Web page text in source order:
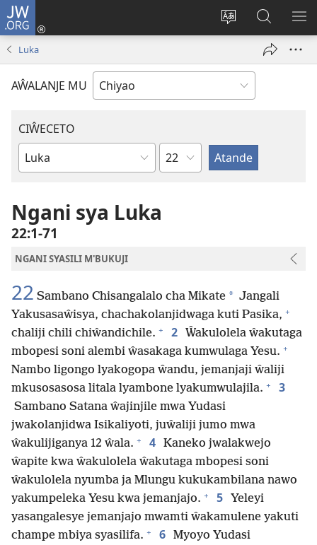
JW.ORG
Acenje
ciŵeceto
Ajinjile
(awugule
pa
JW.ORG
Luka
AŴALANJE MU
CIŴECETO
Buku
m'Baibulo
Chaputala
Ngani sya Luka
22:1-71
NGANI SYASILI M'BUKUJI
22 Sambano Chisangalalo cha Mikate * Jangali
Yakusasaŵisya, chachakolanjidwaga kuti Pasika, +
chaliji chili chiŵandichile. + 2 Ŵakulolela ŵakutaga
mbopesi soni alembi ŵasakaga kumwulaga Yesu. +
Nambo ligongo lyakogopa ŵandu, jemanjaji ŵaliji
mkusosasosa litala lyambone lyakumwulajila. + 3
Sambano Satana ŵajinjile mwa Yudasi
jwakolanjidwa Isikaliyoti, juŵaliji jumo mwa
ŵakulijiganya 12 ŵala. + 4 Kaneko jwalakwejo
ŵapite kwa ŵakulolela ŵakutaga mbopesi soni
ŵakulolela nyumba ja Mlungu kukukambilana nawo
yakumpeleka Yesu kwa jemanjajo. + 5
Yeleyi
yasangalesye jemanjajo mwamti ŵakamulene yakuti
champe mbiya syasilifa. + 6 Myoyo Yudasi